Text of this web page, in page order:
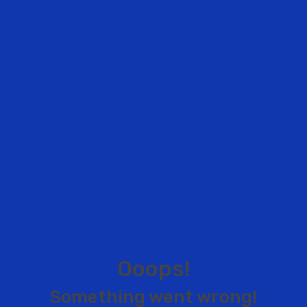
Ooops!
Something went wrong!